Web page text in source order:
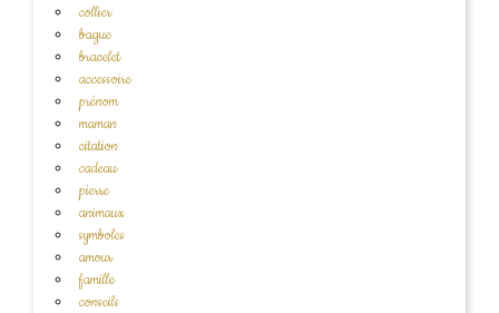
collier
bague
bracelet
accessoire
prénom
maman
citation
cadeau
pierre
animaux
symboles
amour
famille
conseils